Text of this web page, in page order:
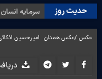
حدیث روز
روز | بهترین سرمایه انسان
عکس /عکس همدان امیرحسین